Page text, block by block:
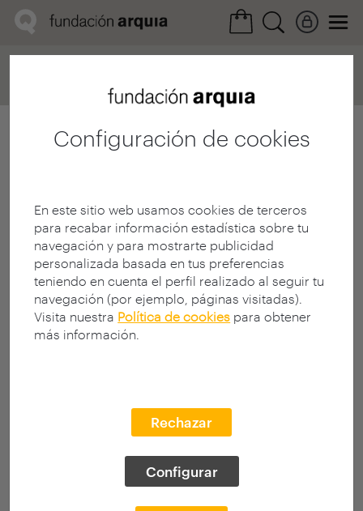
Configuración de cookies
En este sitio web usamos cookies de terceros
para recabar información estadística sobre tu
navegación y para mostrarte publicidad
personalizada basada en tus preferencias
teniendo en cuenta el perfil realizado al seguir tu
navegación (por ejemplo, páginas visitadas).
Visita nuestra Política de cookies para obtener
más información.
Rechazar
Configurar
Ficha realización